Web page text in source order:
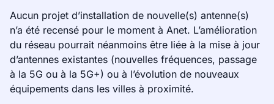
Aucun projet d’installation de nouvelle(s) antenne(s)
n’a été recensé pour le moment à Anet. L’amélioration
du réseau pourrait néanmoins être liée à la mise à jour
d’antennes existantes (nouvelles fréquences, passage
à la 5G ou à la 5G+) ou à l’évolution de nouveaux
équipements dans les villes à proximité.